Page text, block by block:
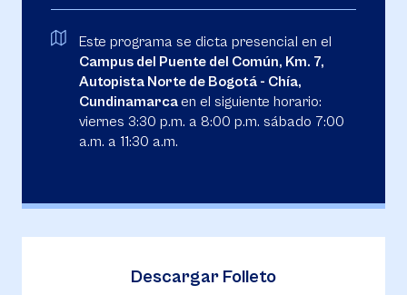
Este programa se dicta presencial en el
Campus del Puente del Común, Km. 7,
Autopista Norte de Bogotá - Chía,
Cundinamarca en el siguiente horario:
viernes 3:30 p.m. a 8:00 p.m. sábado 7:00
a.m. a 11:30 a.m.
Descargar Folleto